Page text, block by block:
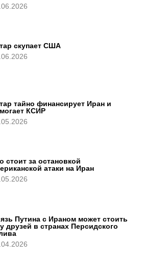
скупает США
тайно финансирует Иран и
КСИР
стоит за остановкой
атаки на Иран
Путина с Ираном может стоить
друзей в странах Персидского